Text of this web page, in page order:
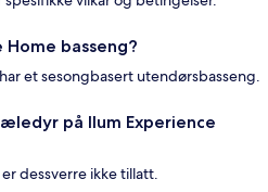
Home basseng?
et sesongbasert utendørsbasseng.
på Ilum Experience
dessverre ikke tillatt.